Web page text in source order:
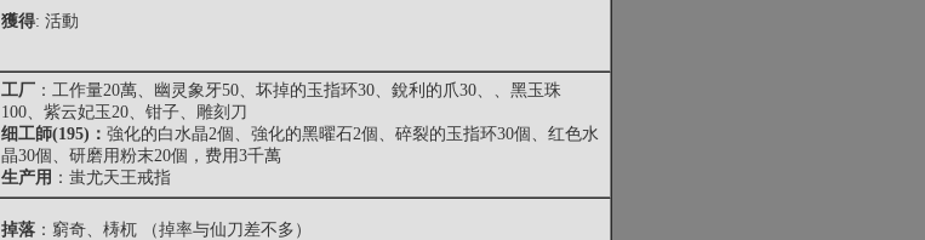
獲得: 活動
工厂 ：工作量20萬、幽灵象牙50、坏掉的玉指环30、銳利的爪30、、黑玉珠
100、紫云妃玉20、钳子、雕刻刀
细工師(195)： 強化的白水晶2個、強化的黑曜石2個、碎裂的玉指环30個、红色水
晶30個、研磨用粉末20個，费用3千萬
生产用 ：蚩尤天王戒指
掉落 ：窮奇、梼杌 （掉率与仙刀差不多）